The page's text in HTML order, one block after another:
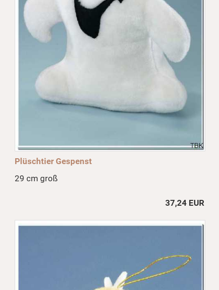
Plüschtier Gespenst
29 cm groß
37,24 EUR